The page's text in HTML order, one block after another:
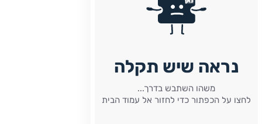
נראה שיש תקלה
משהו השתבש בדרך...
לחצו על הכפתור כדי לחזור אל עמוד הבית